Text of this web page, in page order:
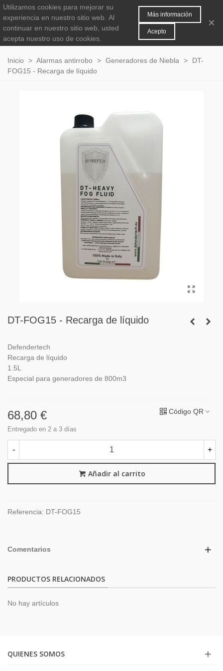
0
Inicio > Alarmas antirrobo > Generadores de Niebla >
DT-
FOG15 - Recarga de líquido
DT-FOG15 - Recarga de líquido
Defendertech
Recarga de líquido
1.5L
Especial para generadores de 800m3
68,80 €
Entregado en 2 a 3 días
Código QR
- +
Añadir al carrito
Referencia: DT-FOG15
Comentarios
PRODUCTOS RELACIONADOS
No hay artículos
QUIENES SOMOS
Utilizamos cookies para mejorar su
experiencia en nuestro sitio web. Al
continuar en nuestro sitio web, usted
acepta nuestro uso de cookies.
Más información
Acepto
×